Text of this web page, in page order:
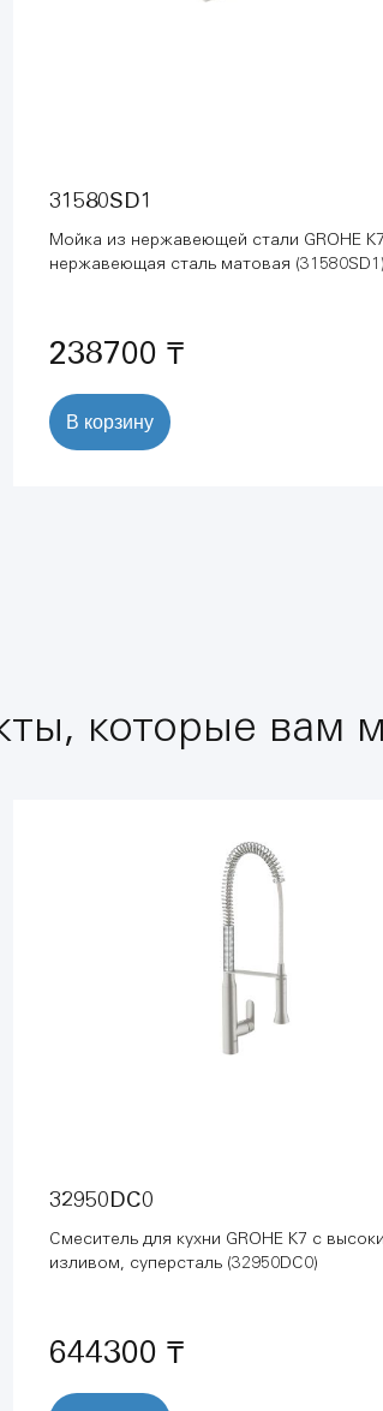
31580SD1
Мойка из нержавеющей стали GROHE
нержавеющая сталь матовая (31580SD1)
238700 ₸
В корзину
которые вам
32950DC0
Смеситель для кухни GROHE K7 с
изливом, суперсталь (32950DC0)
644300 ₸